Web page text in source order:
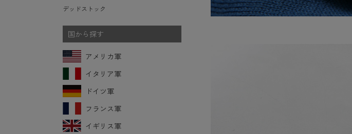
デッドストック
国から探す
アメリカ軍
イタリア軍
ドイツ軍
フランス軍
イギリス軍